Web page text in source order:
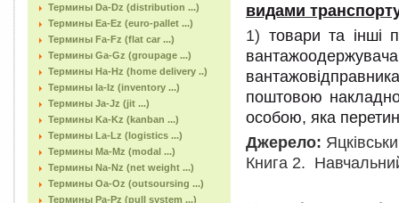
Термины Da-Dz (distribution ...)
Термины Ea-Ez (euro-pallet ...)
Термины Fa-Fz (flat car ...)
Термины Ga-Gz (groupage ...)
Термины Ha-Hz (home delivery ..)
Термины Ia-Iz (inventory ...)
Термины Ja-Jz (jit ...)
Термины Ka-Kz (kanban ...)
Термины La-Lz (logistics ...)
Термины Ma-Mz (modal ...)
Термины Na-Nz (net weight ...)
Термины Oa-Oz (outsoursing ...)
Термины Pa-Pz (pull system ...)
видами
1) товари та інші
поштовою
особою, яка
Джерело:
Книга 2.